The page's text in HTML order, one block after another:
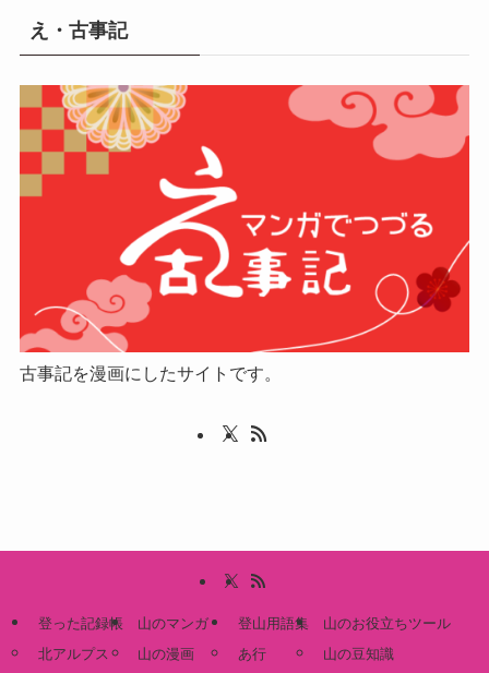
え・古事記
古事記を漫画にしたサイトです。
登った記録帳
北アルプス
山のマンガ
山の漫画
登山用語集
あ行
山のお役立ちツール
山の豆知識